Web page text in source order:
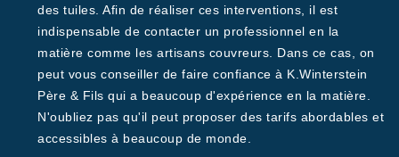
des tuiles. Afin de réaliser ces interventions, il est
indispensable de contacter un professionnel en la
matière comme les artisans couvreurs. Dans ce cas, on
peut vous conseiller de faire confiance à K.Winterstein
Père & Fils qui a beaucoup d'expérience en la matière.
N'oubliez pas qu'il peut proposer des tarifs abordables et
accessibles à beaucoup de monde.